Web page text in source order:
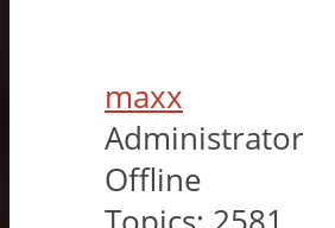
maxx
Administrator
Offline